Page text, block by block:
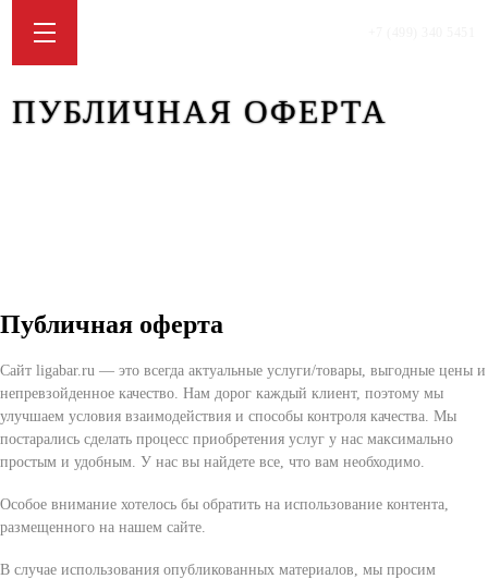
ПУБЛИЧНАЯ ОФЕРТА
Публичная оферта
Сайт ligabar.ru — это всегда актуальные услуги/товары, выгодные цены и
непревзойденное качество. Нам дорог каждый клиент, поэтому мы
улучшаем условия взаимодействия и способы контроля качества. Мы
постарались сделать процесс приобретения услуг у нас максимально
простым и удобным. У нас вы найдете все, что вам необходимо.
Особое внимание хотелось бы обратить на использование контента,
размещенного на нашем сайте.
В случае использования опубликованных материалов, мы просим